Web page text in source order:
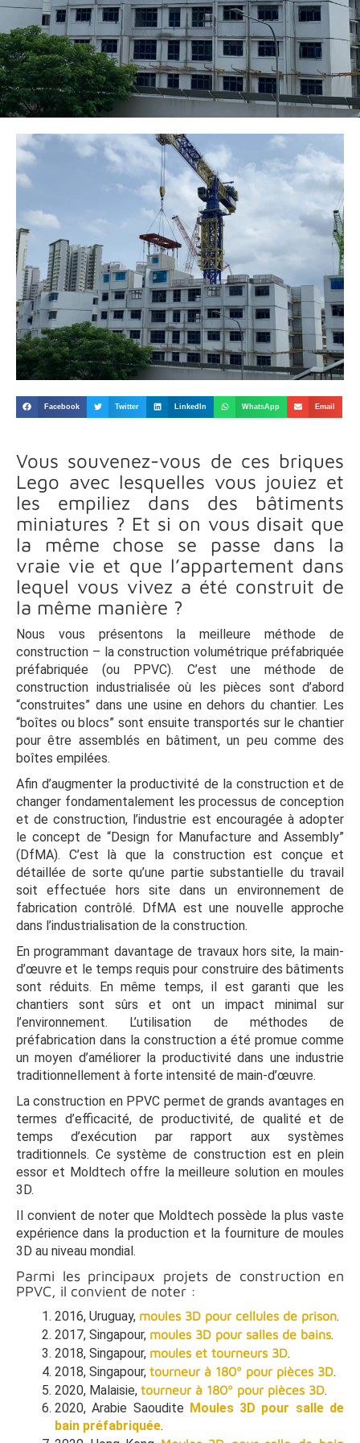
Facebook Twitter LinkedIn WhatsApp Email
Vous souvenez-vous de ces briques
Lego avec lesquelles vous jouiez et
les empiliez dans des bâtiments
miniatures ? Et si on vous disait que
la même chose se passe dans la
vraie vie et que l’appartement dans
lequel vous vivez a été construit de
la même manière ?
Nous vous présentons la meilleure méthode de
construction – la construction volumétrique préfabriquée
préfabriquée (ou PPVC). C’est une méthode de
construction industrialisée où les pièces sont d’abord
“construites” dans une usine en dehors du chantier. Les
“boîtes ou blocs” sont ensuite transportés sur le chantier
pour être assemblés en bâtiment, un peu comme des
boîtes empilées.
Afin d’augmenter la productivité de la construction et de
changer fondamentalement les processus de conception
et de construction, l’industrie est encouragée à adopter
le concept de “Design for Manufacture and Assembly”
(DfMA). C’est là que la construction est conçue et
détaillée de sorte qu’une partie substantielle du travail
soit effectuée hors site dans un environnement de
fabrication contrôlé. DfMA est une nouvelle approche
dans l’industrialisation de la construction.
En programmant davantage de travaux hors site, la main-
d’œuvre et le temps requis pour construire des bâtiments
sont réduits. En même temps, il est garanti que les
chantiers sont sûrs et ont un impact minimal sur
l’environnement. L’utilisation de méthodes de
préfabrication dans la construction a été promue comme
un moyen d’améliorer la productivité dans une industrie
traditionnellement à forte intensité de main-d’œuvre.
La construction en PPVC permet de grands avantages en
termes d’efficacité, de productivité, de qualité et de
temps d’exécution par rapport aux systèmes
traditionnels. Ce système de construction est en plein
essor et Moldtech offre la meilleure solution en moules
3D.
Il convient de noter que Moldtech possède la plus vaste
expérience dans la production et la fourniture de moules
3D au niveau mondial.
Parmi les principaux projets de construction en
PPVC, il convient de noter :
2016, Uruguay, moules 3D pour cellules de prison.
2017, Singapour, moules 3D pour salles de bains.
2018, Singapour, moules et tourneurs 3D.
2018, Singapour, tourneur à 180º pour pièces 3D.
2020, Malaisie, tourneur à 180º pour pièces 3D.
2020, Arabie Saoudite Moules 3D pour salle de
bain préfabriquée.